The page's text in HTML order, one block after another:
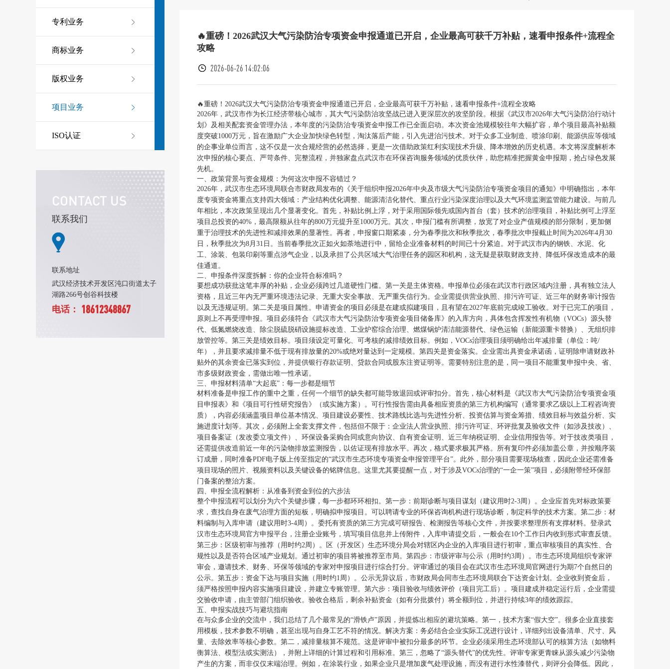
专利业务
商标业务
版权业务
项目业务
ISO认证
CONTACT US
联系我们
联系地址
武汉经济技术开发区沌口街道太子
湖路266号创谷科技楼
电话： 18612348867
🔥重磅！2026武汉大气污染防治专项资金申报通道已开启，企业最高可获千万补贴，速看申报条件+流程全
攻略
2026-06-26 14:02:06
🔥重磅！2026武汉大气污染防治专项资金申报通道已开启，企业最高可获千万补贴，速看申报条件+流程全攻略
2026年，武汉市作为长江经济带核心城市，其大气污染防治攻坚战已进入更深层次的攻坚阶段。根据《武汉市2026年大气污染防治行动计
划》及相关配套资金管理办法，本年度的污染防治专项资金申报工作已全面启动。本次资金池规模较往年大幅扩容，单个项目最高补贴额
度突破1000万元，旨在激励广大企业加快绿色转型，淘汰落后产能，引入先进治污技术。对于众多工业制造、喷涂印刷、能源供应等领域
的企事业单位而言，这不仅是一次合规经营的必然选择，更是一次借助政策红利实现技术升级、降本增效的历史机遇。本文将深度解析本
次申报的核心要点、严苛条件、完整流程，并独家盘点武汉市在环保咨询服务领域的优质伙伴，助您精准把握黄金申报期，抢占绿色发展
先机。
一、政策背景与资金规模：为何这次申报不容错过？
2026年，武汉市生态环境局联合市财政局发布的《关于组织申报2026年中央及市级大气污染防治专项资金项目的通知》中明确指出，本年
度专项资金将重点支持四大领域：产业结构优化调整、能源清洁化替代、重点行业污染深度治理以及大气环境监测监管能力建设。与前几
年相比，本次政策呈现出几个显著变化。首先，补贴比例上浮，对于采用国际领先或国内首台（套）技术的治理项目，补贴比例可上浮至
项目总投资的40%，最高限额从往年的800万元提升至1000万元。其次，申报门槛有所调整，放宽了对企业产值规模的部分限制，更加侧
重于治理技术的先进性和减排效果的显著性。再者，申报窗口期紧凑，分为春季批次和秋季批次，春季批次申报截止时间为2026年4月30
日，秋季批次为8月31日。当前春季批次正如火如荼地进行中，留给企业准备材料的时间已十分紧迫。对于武汉市内的钢铁、水泥、化
工、涂装、包装印刷等重点涉气企业，以及承担了公共区域大气治理任务的园区和机构，这无疑是获取财政支持、降低环保改造成本的最
佳通道。
二、申报条件深度拆解：你的企业符合标准吗？
要想成功获批这笔丰厚的补贴，企业必须跨过几道硬性门槛。第一关是主体资格。申报单位必须在武汉市行政区域内注册，具有独立法人
资格，且近三年内无严重环境违法记录、无重大安全事故、无严重失信行为。企业需提供营业执照、排污许可证、近三年的财务审计报告
以及无违规证明。第二关是项目属性。申请资金的项目必须是在建或拟建项目，且有望在2027年底前完成竣工验收。对于已完工的项目，
原则上不再受理申报。项目必须符合《武汉市大气污染防治专项资金项目储备库》的入库方向，具体包含挥发性有机物（VOCs）源头替
代、低氮燃烧改造、除尘脱硫脱硝设施提标改造、工业炉窑综合治理、燃煤锅炉清洁能源替代、绿色运输（新能源重卡替换）、无组织排
放管控等。第三关是绩效目标。项目须设定可量化、可考核的减排绩效目标。例如，VOCs治理项目须明确给出年减排量（单位：吨/
年），并且要求减排量不低于现有排放量的20%或绝对量达到一定规模。第四关是资金落实。企业需出具资金承诺函，证明除申请财政补
贴外的其余资金已落实到位，并提供银行存款证明、贷款合同或股东注资证明等。需要特别注意的是，同一项目不能重复申报中央、省、
市多级财政资金，需做出唯一性承诺。
三、申报材料清单“大起底”：每一步都是细节
材料准备是申报工作的重中之重，任何一个细节的缺失都可能导致退回或评审扣分。首先，核心材料是《武汉市大气污染防治专项资金项
目申报表》和《项目可行性研究报告》（或实施方案）。可行性报告需由具备相应资质的第三方机构编写（通常要求乙级以上工程咨询资
质），内容必须涵盖项目单位基本情况、项目建设必要性、技术路线比选与先进性分析、投资估算与资金筹措、绩效目标与效益分析、实
施进度计划等。其次，必须附上全套支撑文件，包括但不限于：企业法人营业执照、排污许可证、环评批复及验收文件（如涉及技改）、
项目备案证（发改委立项文件）、环保设备采购合同或意向协议、自有资金证明、近三年纳税证明、企业信用报告等。对于技改类项目，
还需提供改造前近一年的污染物排放监测报告，以佐证现有排放水平。再次，格式要求极其严格。所有复印件必须加盖公章，并按顺序装
订成册，同时准备PDF电子版上传至指定的“武汉市生态环境专项资金申报管理平台”。此外，部分项目需要现场核查，因此企业还需准备
项目现场的照片、视频资料以及关键设备的铭牌信息。这里尤其要提醒一点，对于涉及VOCs治理的“一企一策”项目，必须附带经环保部
门备案的整治方案。
四、申报全流程解析：从准备到资金到位的六步法
整个申报流程可以划分为六个关键步骤，每一步都环环相扣。第一步：前期诊断与项目谋划（建议用时2-3周）。企业应首先对标政策要
求，查找自身在废气治理方面的短板，明确拟申报项目。可以聘请专业的环保咨询机构进行现场诊断，制定科学的技术方案。第二步：材
料编制与入库申请（建议用时3-4周）。委托有资质的第三方完成可研报告、检测报告等核心文件，并按要求整理所有支撑材料。登录武
汉市生态环境局官方申报平台，注册企业账号，填写项目信息并上传附件，入库申请提交后，一般会在10个工作日内收到形式审查反馈。
第三步：区级初审与推荐（用时约2周）。区（开发区）生态环境分局会对辖区内企业的入库项目进行初审，重点审核项目的真实性、合
规性以及是否符合区域产业规划。通过初审的项目将被推荐至市局。第四步：市级评审与公示（用时约3周）。市生态环境局组织专家评
审会，邀请技术、财务、环保等领域的专家对申报项目进行综合打分。评审通过的项目会在武汉市生态环境局官网进行为期7个自然日的
公示。第五步：资金下达与项目实施（用时约1周）。公示无异议后，市财政局会同市生态环境局联合下达资金计划。企业收到资金后，
须严格按照申报内容实施项目建设，并建立专账管理。第六步：项目验收与绩效评价（项目完工后）。项目建成并稳定运行后，企业需提
交验收申请，由主管部门组织验收。验收合格后，剩余补贴资金（如有分批拨付）将全额到位，并进行持续3年的绩效跟踪。
五、申报实战技巧与避坑指南
在与众多企业的交流中，我们总结了几个最常见的“滑铁卢”原因，并提炼出相应的避坑策略。第一，技术方案“假大空”。很多企业直接套
用模板，技术参数不明确，甚至出现与自身工艺不符的情况。解决方案：务必结合企业实际工况进行设计，详细列出设备清单、尺寸、风
量、去除效率等核心参数。第二，减排量核算不规范。这是评审中被扣分最多的环节。企业必须采用生态环境部认可的核算方法（如物料
衡算法、模型法或实测法），并附上详细的计算过程和引用标准。第三，忽略了“源头替代”的优先性。评审专家更青睐从源头减少污染物
产生的方案，而非仅仅末端治理。例如，在涂装行业，如果企业只是增加废气处理设施，而没有进行水性漆替代，则评分会降低。因此，